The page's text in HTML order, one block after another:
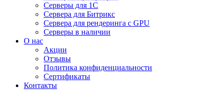
Серверы для 1С
Сервера для Битрикс
Сервера для рендеринга с GPU
Серверы в наличии
О нас
Акции
Отзывы
Политика конфиденциальности
Сертификаты
Контакты